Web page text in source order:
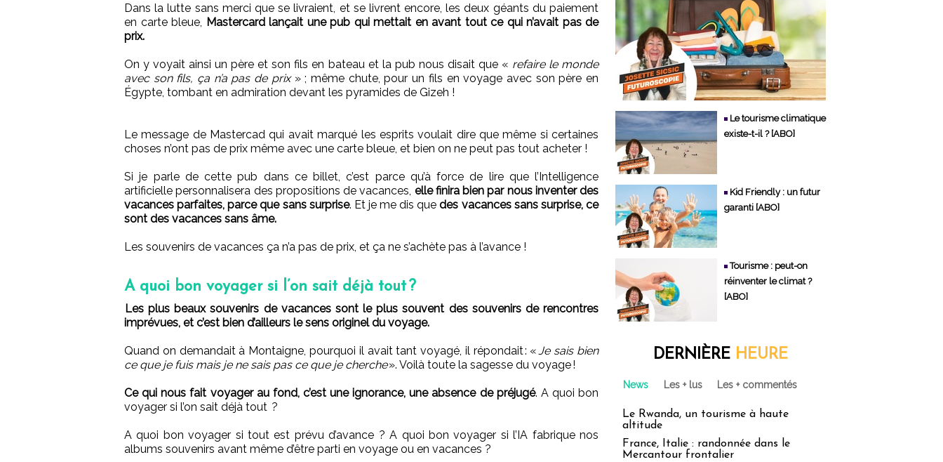
Dans la lutte sans merci que se livraient, et se livrent encore, les deux géants du paiement
en carte bleue, Mastercard lançait une pub qui mettait en avant tout ce qui n’avait pas de
prix.
On y voyait ainsi un père et son fils en bateau et la pub nous disait que « refaire le monde
avec son fils, ça n’a pas de prix» ; même chute, pour un fils en voyage avec son père en
Égypte, tombant en admiration devant les pyramides de Gizeh !
Le message de Mastercad qui avait marqué les esprits voulait dire que même si certaines
choses n’ont pas de prix même avec une carte bleue, et bien on ne peut pas tout acheter !
Si je parle de cette pub dans ce billet, c’est parce qu’à force de lire que l’Intelligence
artificielle personnalisera des propositions de vacances, elle finira bien par nous inventer des
vacances parfaites, parce que sans surprise. Et je me dis quedes vacances sans surprise, ce
sont des vacances sans âme.
Les souvenirs de vacances ça n’a pas de prix, et ça ne s’achète pas à l’avance !
A quoi bon voyager si l’on sait déjà tout ?
Les plus beaux souvenirs de vacances sont le plus souvent des souvenirs de rencontres
imprévues, et c’est bien d’ailleurs le sens originel du voyage.
Quand on demandait à Montaigne, pourquoi il avait tant voyagé, il répondait : « Je sais bien
ce que je fuis mais je ne sais pas ce que je cherche». Voilà toute la sagesse du voyage !
Ce qui nous fait voyager au fond, c’est une ignorance, une absence de préjugé. A quoi bon
voyager si l’on sait déjà tout ?
A quoi bon voyager si tout est prévu d’avance ? A quoi bon voyager si l’IA fabrique nos
albums souvenirs avant même d’être parti en voyage ou en vacances ?
Le tourisme climatique
existe-t-il ? [ABO]
Kid Friendly : un futur
garanti [ABO]
Tourisme : peut-on
réinventer le climat ?
[ABO]
DERNIÈRE HEURE
News Les + lus Les + commentés
Le Rwanda, un tourisme à haute
altitude
France, Italie : randonnée dans le
Mercantour frontalier